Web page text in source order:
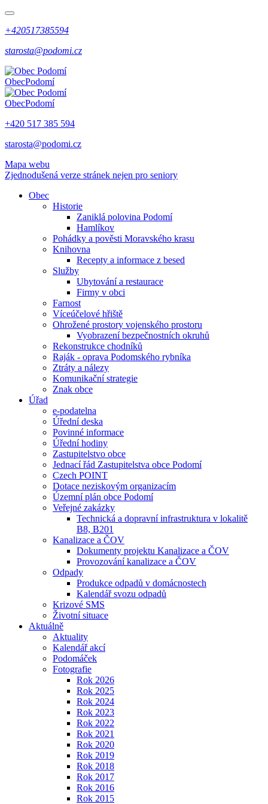
+420517385594
starosta@podomi.cz
ObecPodomí
ObecPodomí
+420 517 385 594
starosta@podomi.cz
Mapa webu
Zjednodušená verze stránek nejen pro seniory
Obec
Historie
Zaniklá polovina Podomí
Hamlíkov
Pohádky a pověsti Moravského krasu
Knihovna
Recepty a informace z besed
Služby
Ubytování a restaurace
Firmy v obci
Farnost
Víceúčelové hřiště
Ohrožené prostory vojenského prostoru
Vyobrazení bezpečnostních okruhů
Rekonstrukce chodníků
Raják - oprava Podomského rybníka
Ztráty a nálezy
Komunikační strategie
Znak obce
Úřad
e-podatelna
Úřední deska
Povinné informace
Úřední hodiny
Zastupitelstvo obce
Jednací řád Zastupitelstva obce Podomí
Czech POINT
Dotace neziskovým organizacím
Územní plán obce Podomí
Veřejné zakázky
Technická a dopravní infrastruktura v lokalitě
B8, B201
Kanalizace a ČOV
Dokumenty projektu Kanalizace a ČOV
Provozování kanalizace a ČOV
Odpady
Produkce odpadů v domácnostech
Kalendář svozu odpadů
Krizové SMS
Životní situace
Aktuálně
Aktuality
Kalendář akcí
Podomáček
Fotografie
Rok 2026
Rok 2025
Rok 2024
Rok 2023
Rok 2022
Rok 2021
Rok 2020
Rok 2019
Rok 2018
Rok 2017
Rok 2016
Rok 2015